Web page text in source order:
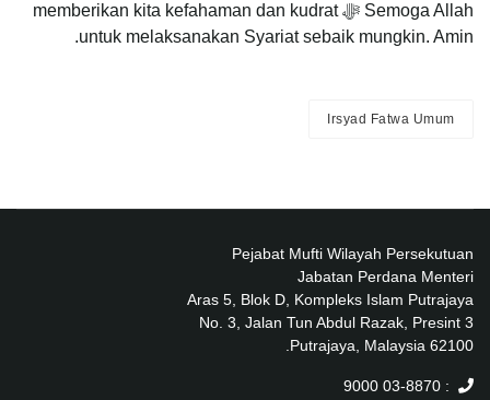
Semoga Allah ﷻ memberikan kita kefahaman dan kudrat
untuk melaksanakan Syariat sebaik mungkin. Amin.
Irsyad Fatwa Umum
Pejabat Mufti Wilayah Persekutuan
Jabatan Perdana Menteri
Aras 5, Blok D, Kompleks Islam Putrajaya
No. 3, Jalan Tun Abdul Razak, Presint 3
62100 Putrajaya, Malaysia.
: 03-8870 9000